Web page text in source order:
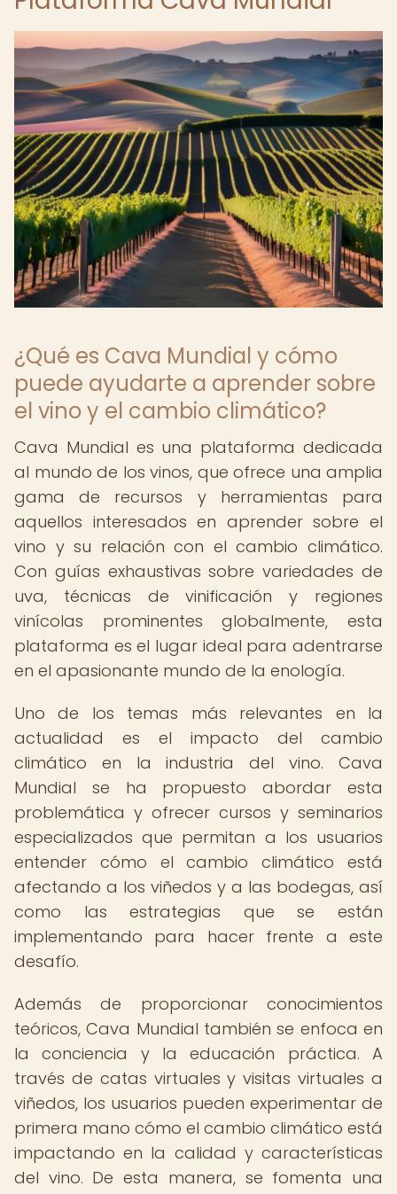
¿Qué es Cava Mundial y cómo
puede ayudarte a aprender sobre
el vino y el cambio climático?
Cava Mundial es una plataforma dedicada
al mundo de los vinos, que ofrece una amplia
gama de recursos y herramientas para
aquellos interesados en aprender sobre el
vino y su relación con el cambio climático.
Con guías exhaustivas sobre variedades de
uva, técnicas de vinificación y regiones
vinícolas prominentes globalmente, esta
plataforma es el lugar ideal para adentrarse
en el apasionante mundo de la enología.
Uno de los temas más relevantes en la
actualidad es el impacto del cambio
climático en la industria del vino. Cava
Mundial se ha propuesto abordar esta
problemática y ofrecer cursos y seminarios
especializados que permitan a los usuarios
entender cómo el cambio climático está
afectando a los viñedos y a las bodegas, así
como las estrategias que se están
implementando para hacer frente a este
desafío.
Además de proporcionar conocimientos
teóricos, Cava Mundial también se enfoca en
la conciencia y la educación práctica. A
través de catas virtuales y visitas virtuales a
viñedos, los usuarios pueden experimentar de
primera mano cómo el cambio climático está
impactando en la calidad y características
del vino. De esta manera, se fomenta una